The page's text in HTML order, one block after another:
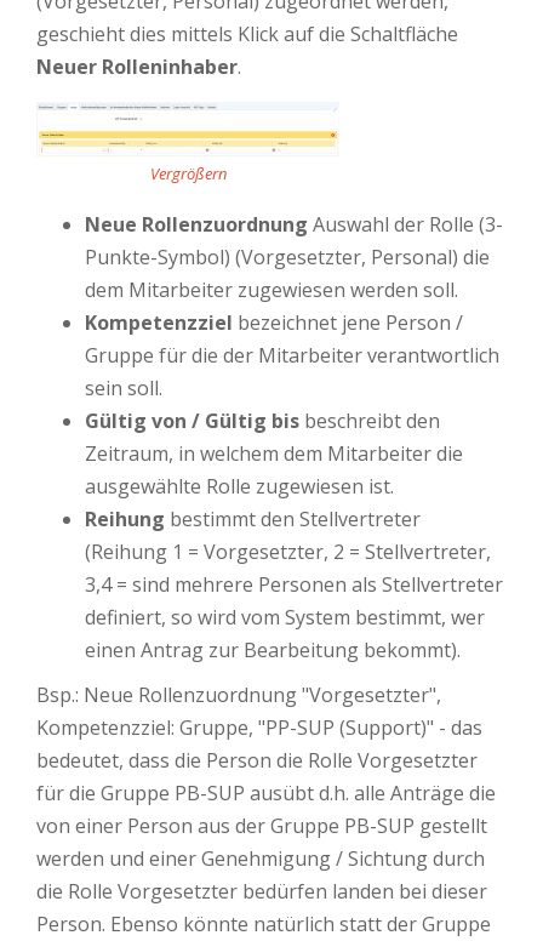
geschieht dies mittels Klick auf die Schaltfläche
Neuer Rolleninhaber.
Vergrößern
Neue Rollenzuordnung Auswahl der Rolle (3-
Punkte-Symbol) (Vorgesetzter, Personal) die
dem Mitarbeiter zugewiesen werden soll.
Kompetenzziel bezeichnet jene Person /
Gruppe für die der Mitarbeiter verantwortlich
sein soll.
Gültig von / Gültig bis beschreibt den
Zeitraum, in welchem dem Mitarbeiter die
ausgewählte Rolle zugewiesen ist.
Reihung bestimmt den Stellvertreter
(Reihung 1 = Vorgesetzter, 2 = Stellvertreter,
3,4 = sind mehrere Personen als Stellvertreter
definiert, so wird vom System bestimmt, wer
einen Antrag zur Bearbeitung bekommt).
Bsp.: Neue Rollenzuordnung "Vorgesetzter",
Kompetenzziel: Gruppe, "PP-SUP (Support)" - das
bedeutet, dass die Person die Rolle Vorgesetzter
für die Gruppe PB-SUP ausübt d.h. alle Anträge die
von einer Person aus der Gruppe PB-SUP gestellt
werden und einer Genehmigung / Sichtung durch
die Rolle Vorgesetzter bedürfen landen bei dieser
Person. Ebenso könnte natürlich statt der Gruppe